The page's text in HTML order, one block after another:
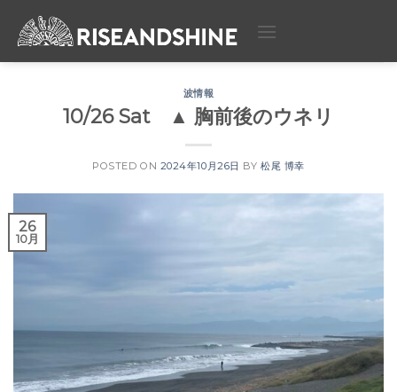
波情報
10/26 Sat ▲ 胸前後のウネリ
POSTED ON 2024年10月26日 BY松尾 博幸
26
10月